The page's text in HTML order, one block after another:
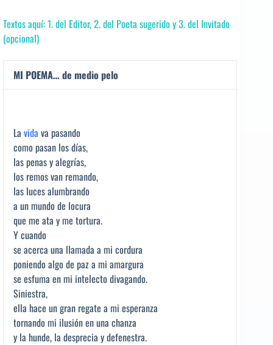
Textos aquí: 1. del Editor, 2. del Poeta sugerido y 3. del Invitado
(opcional)
MI POEMA… de medio pelo
La vida va pasando
como pasan los días,
las penas y alegrías,
los remos van remando,
las luces alumbrando
a un mundo de locura
que me ata y me tortura.
Y cuando
se acerca una llamada a mi cordura
poniendo algo de paz a mi amargura
se esfuma en mi intelecto divagando.
Siniestra,
ella hace un gran regate a mi esperanza
tornando mi ilusión en una chanza
y la hunde, la desprecia y defenestra.